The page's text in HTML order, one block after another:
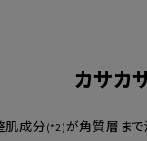
カサカ
肌成分(*2) が角質層まで